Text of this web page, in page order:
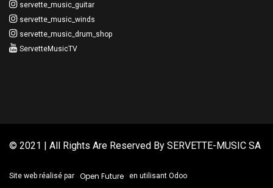
servette_music_guitar
servette_music_winds
servette_music_drum_shop
ServetteMusicTV
© 2021 | All Rights Are Reserved By SERVETTE-MUSIC SA
Site web réalisé par Open Future en utilisant Odoo